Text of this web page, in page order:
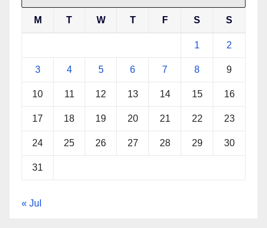
M T W T F S S
1 2
3 4 5 6 7 8 9
10 11 12 13 14 15 16
17 18 19 20 21 22 23
24 25 26 27 28 29 30
31
« Jul